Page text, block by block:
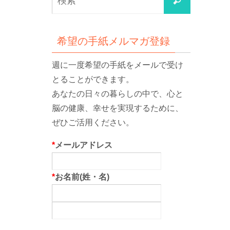
索
希望の手紙メルマガ登録
週に一度希望の手紙をメールで受け
とることができます。
あなたの日々の暮らしの中で、心と
脳の健康、幸せを実現するために、
ぜひご活用ください。
*メールアドレス
*お名前(姓・名)